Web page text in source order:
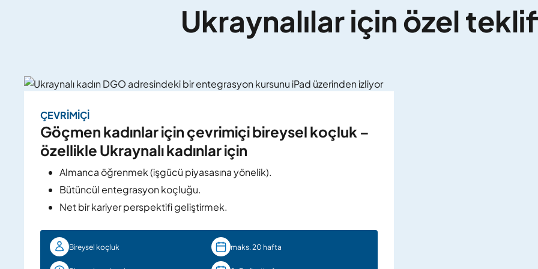
Ukraynalılar için özel
ÇEVRIMIÇI
Göçmen kadınlar için çevrimiçi bireysel koçluk –
özellikle Ukraynalı kadınlar için
Almanca öğrenmek (işgücü piyasasına yönelik).
Bütüncül entegrasyon koçluğu.
Net bir kariyer perspektifi geliştirmek.
Bireysel koçluk maks. 20 hafta